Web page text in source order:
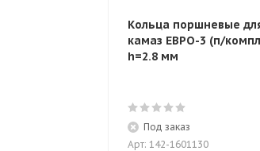
Кольца поршневые
камаз ЕВРО-3 (п/
h=2.8 мм
Под заказ
Арт: 142-1601130